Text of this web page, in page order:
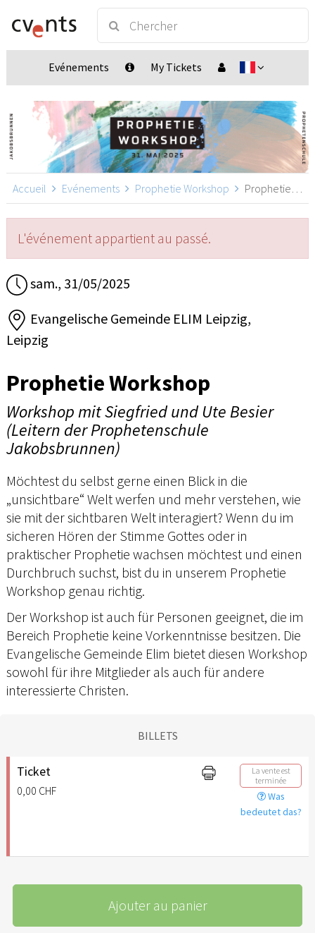
Evénements My Tickets
Accueil Evénements Prophetie Workshop Prophetie Workshop, Leipzig
L'événement appartient au passé.
sam., 31/05/2025
Evangelische Gemeinde ELIM Leipzig,
Leipzig
Prophetie Workshop
Workshop mit Siegfried und Ute Besier
(Leitern der Prophetenschule
Jakobsbrunnen)
Möchtest du selbst gerne einen Blick in die
„unsichtbare“ Welt werfen und mehr verstehen, wie
sie mit der sichtbaren Welt interagiert? Wenn du im
sicheren Hören der Stimme Gottes oder in
praktischer Prophetie wachsen möchtest und einen
Durchbruch suchst, bist du in unserem Prophetie
Workshop genau richtig.
Der Workshop ist auch für Personen geeignet, die im
Bereich Prophetie keine Vorkenntnisse besitzen. Die
Evangelische Gemeinde Elim bietet diesen Workshop
sowohl für ihre Mitglieder als auch für andere
interessierte Christen.
BILLETS
Ticket
0,00 CHF
La vente est
terminée
Was
bedeutet das?
Ajouter au panier